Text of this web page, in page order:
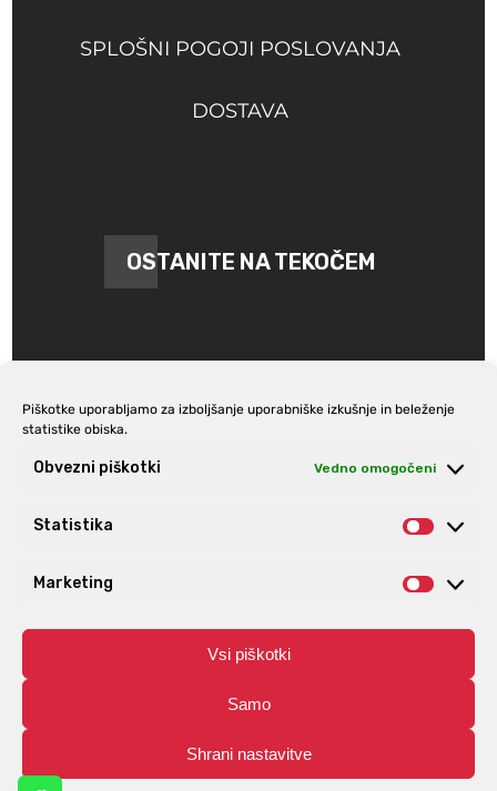
Piškotke uporabljamo za izboljšanje uporabniške izkušnje in beleženje
statistike obiska.
Obvezni piškotki Vedno omogočeni
Statistika
Marketing
Vsi piškotki
Samo
Shrani nastavitve
SPLOŠNI POGOJI POSLOVANJA
DOSTAVA
OSTANITE NA TEKOČEM
© Aro | Vse pravice pridržane. | Izdelava spletnih trgovin